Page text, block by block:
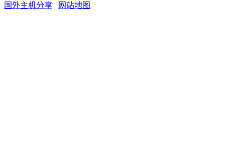
国外主机分享 网站地图